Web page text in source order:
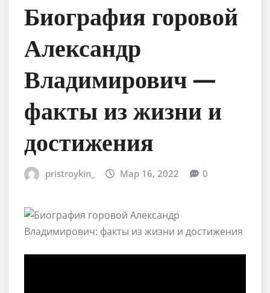
Биография горовой
Александр
Владимирович —
факты из жизни и
достижения
pristroykin_ Мар 16, 2022 0